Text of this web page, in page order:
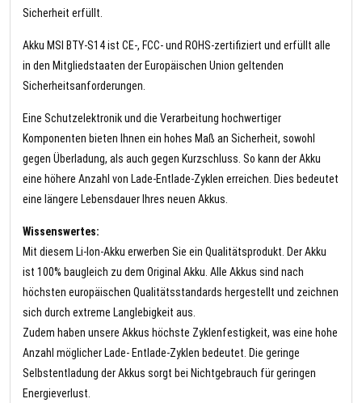
Sicherheit erfüllt.
Akku MSI BTY-S14 ist CE-, FCC- und ROHS-zertifiziert und erfüllt alle
in den Mitgliedstaaten der Europäischen Union geltenden
Sicherheitsanforderungen.
Eine Schutzelektronik und die Verarbeitung hochwertiger
Komponenten bieten Ihnen ein hohes Maß an Sicherheit, sowohl
gegen Überladung, als auch gegen Kurzschluss. So kann der Akku
eine höhere Anzahl von Lade-Entlade-Zyklen erreichen. Dies bedeutet
eine längere Lebensdauer Ihres neuen Akkus.
Wissenswertes:
Mit diesem Li-Ion-Akku erwerben Sie ein Qualitätsprodukt. Der Akku
ist 100% baugleich zu dem Original Akku. Alle Akkus sind nach
höchsten europäischen Qualitätsstandards hergestellt und zeichnen
sich durch extreme Langlebigkeit aus.
Zudem haben unsere Akkus höchste Zyklenfestigkeit, was eine hohe
Anzahl möglicher Lade- Entlade-Zyklen bedeutet. Die geringe
Selbstentladung der Akkus sorgt bei Nichtgebrauch für geringen
Energieverlust.